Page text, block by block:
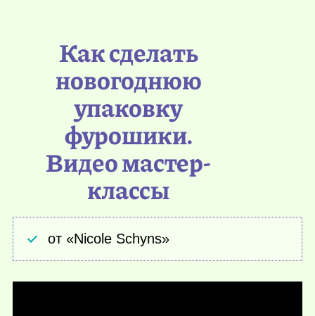
Как сделать
новогоднюю
упаковку
фурошики.
Видео мастер-
классы
от «Nicole Schyns»